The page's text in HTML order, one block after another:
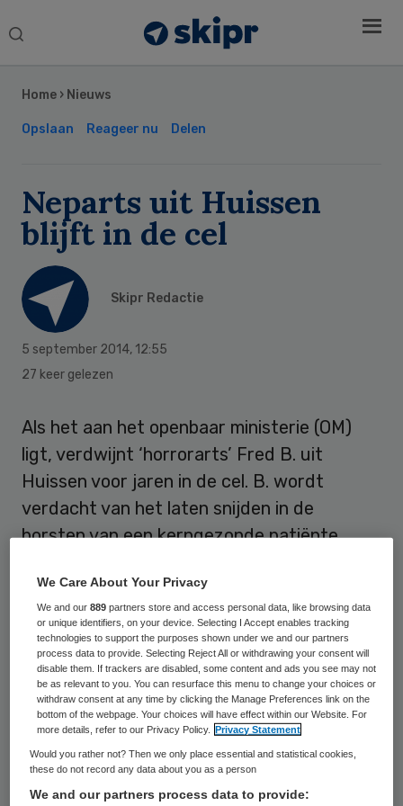
Search
Home › Nieuws
Opslaan Reageer nu Delen
Neparts uit Huissen
blijft in de cel
Skipr Redactie
5 september 2014, 12:55
27 keer gelezen
Als het aan het openbaar ministerie (OM)
ligt, verdwijnt ‘horrorarts’ Fred B. uit
Huissen voor jaren in de cel. B. wordt
verdacht van het laten snijden in de
borsten van een kerngezonde patiënte,
voorschrijven van levensgevaarlijke
medicijnen.
Het OM zal gaan voor een gevangenisstraf
van zo’n zes jaar, zo speculerenbronnen in
de Telegraaf.
Verdenkingen
Sidebar
We Care About Your Privacy
We and our889 partners store and access personal data, like browsing data
or unique identifiers, on your device. Selecting I Accept enables tracking
technologies to support the purposes shown under we and our partners
process data to provide. Selecting Reject All or withdrawing your consent will
disable them. If trackers are disabled, some content and ads you see may not
be as relevant to you. You can resurface this menu to change your choices or
withdraw consent at any time by clicking the Manage Preferences link on the
bottom of the webpage. Your choices will have effect within our Website. For
more details, refer to our Privacy Policy.
Privacy Statement
Would you rather not? Then we only place essential and statistical cookies,
these do not record any data about you as a person
We and our partners process data to provide: